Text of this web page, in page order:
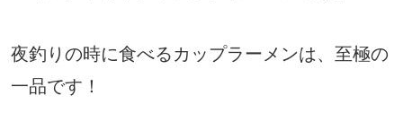
夜釣りの時に食べるカップラーメンは、至極の
一品です！